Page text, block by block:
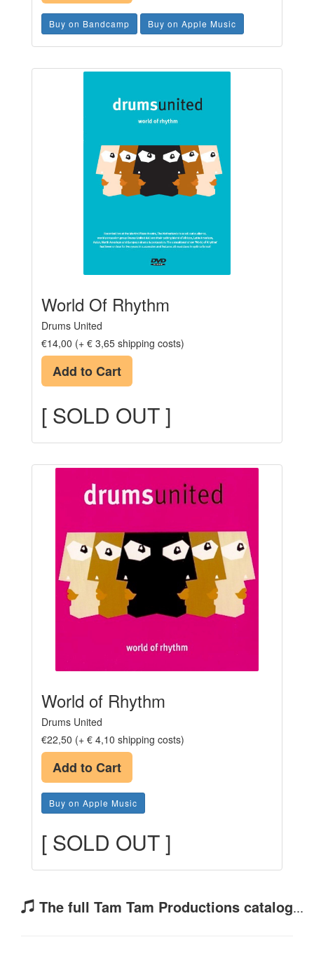
Buy on Bandcamp Buy on Apple Music
World Of Rhythm
Drums United
€14,00 (+ € 3,65 shipping costs)
Add to Cart
[ SOLD OUT ]
World of Rhythm
Drums United
€22,50 (+ € 4,10 shipping costs)
Add to Cart
Buy on Apple Music
[ SOLD OUT ]
The full Tam Tam Productions catalog...